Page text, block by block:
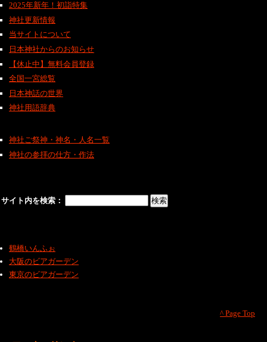
2025年新年！初詣特集
神社更新情報
当サイトについて
日本神社からのお知らせ
【休止中】無料会員登録
全国一宮総覧
日本神話の世界
神社用語辞典
神社ご祭神・神名・人名一覧
神社の参拝の仕方・作法
サイト内を検索：
鶴橋いんふぉ
大阪のビアガーデン
東京のビアガーデン
^ Page Top